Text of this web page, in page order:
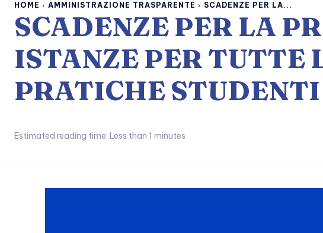
HOME AMMINISTRAZIONE TRASPARENTE SCADENZE PER LA...
SCADENZE PER LA
ISTANZE PER TUTTE
PRATICHE STUDENTI
Estimated reading time: Less than 1 minutes